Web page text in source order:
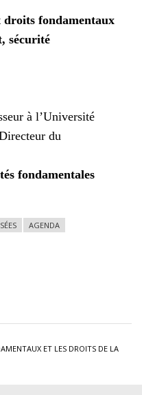
droits fondamentaux
sécurité
à l’Université
du
fondamentales
AGENDA
ET LES DROITS DE LA